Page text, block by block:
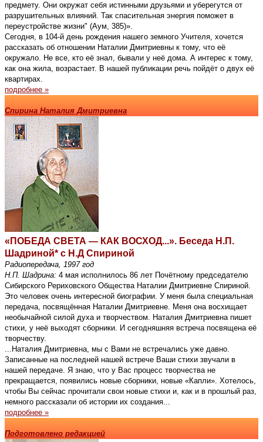
предмету. Они окружат себя истинными друзьями и уберегутся от
разрушительных влияний. Так спасительная энергия поможет в
переустройстве жизни" (Аум, 385)».
Сегодня, в 104-й день рождения нашего земного Учителя, хочется
рассказать об отношении Наталии Дмитриевны к тому, что её
окружало. Не все, кто её знал, бывали у неё дома. А интерес к тому,
как она жила, возрастает. В нашей публикации речь пойдёт о двух её
квартирах.
подробнее »
Спирина Наталия Дмитриевна
«ПОБЕДА СВЕТА — КАК ВОСХОД...». Беседа Н.П.
Шадриной* с Н.Д Спириной
Радиопередача, 1997 год
Н.П. Шадрина: 4 мая исполнилось 86 лет Почётному председателю
Сибирского Рериховского Общества Наталии Дмитриевне Спириной.
Это человек очень интересной биографии. У меня была специальная
передача, посвящённая Наталии Дмитриевне. Меня она восхищает
необычайной силой духа и творчеством. Наталия Дмитриевна пишет
стихи, у неё выходят сборники. И сегодняшняя встреча посвящена её
творчеству.
...Наталия Дмитриевна, мы с Вами не встречались уже давно.
Записанные на последней нашей встрече Ваши стихи звучали в
нашей передаче. Я знаю, что у Вас процесс творчества не
прекращается, появились новые сборники, новые «Капли». Хотелось,
чтобы Вы сейчас прочитали свои новые стихи и, как и в прошлый раз,
немного рассказали об истории их создания...
подробнее »
Подготовлено редакцией